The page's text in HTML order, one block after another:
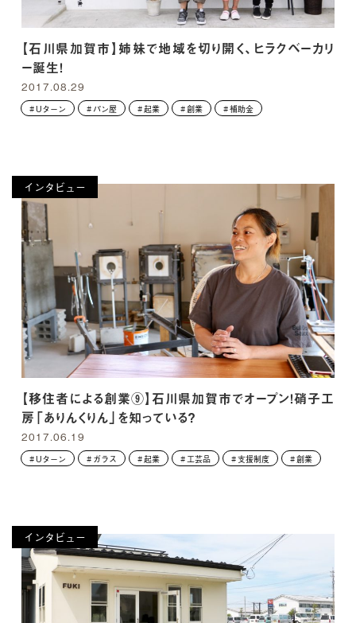
【石川県加賀市】姉妹で地域を切り開く、ヒラクベーカリ
ー誕生！
2017.08.29
Uターン パン屋 起業 創業 補助金
【移住者による創業⑨】石川県加賀市でオープン！硝子工
房「ありんくりん」を知っている？
2017.06.19
Uターン ガラス 起業 工芸品 支援制度 創業
インタビュー
インタビュー